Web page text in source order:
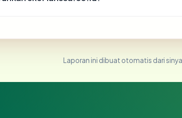
Laporan ini dibuat otomatis dari